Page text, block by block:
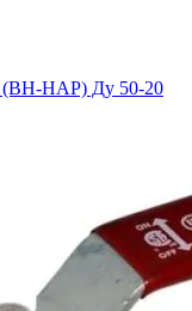
(ВН-НАР) Ду 50-20